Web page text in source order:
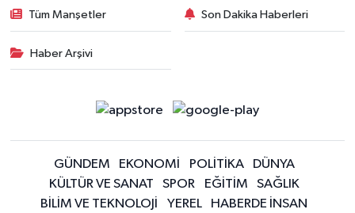
Tüm Manşetler Son Dakika Haberleri
Haber Arşivi
GÜNDEM EKONOMİ POLİTİKA
DÜNYA
KÜLTÜR VE SANAT
SPOR EĞİTİM
SAĞLIK
BİLİM VE TEKNOLOJİ
YEREL
HABERDE İNSAN